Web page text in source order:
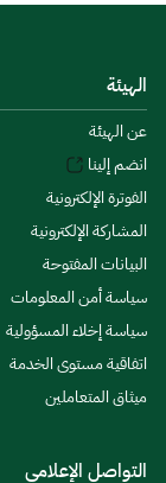
الهيئة
عن الهيئة
انضم إلينا
الفوترة الإلكترونية
المشاركة الإلكترونية
البيانات المفتوحة
سياسة أمن المعلومات
سياسة إخلاء المسؤولية
اتفاقية مستوى الخدمة
ميثاق المتعاملين
التواصل الإعلامي